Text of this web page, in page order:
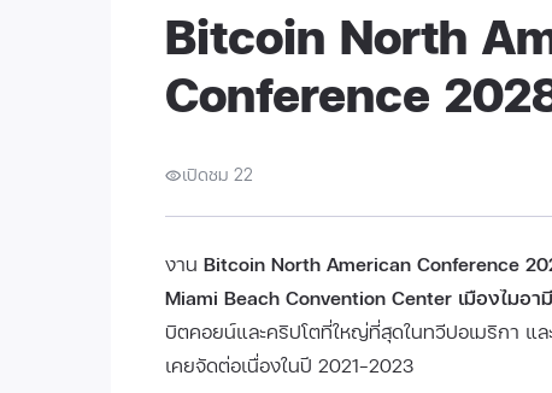
Bitcoin North
Conference
เปิดชม 22
งาน Bitcoin North American Conference
Miami Beach Convention Center เมืองไมอ
บิตคอยน์และคริปโตที่ใหญ่ที่สุดในทวีปอเมริกา แ
เคยจัดต่อเนื่องในปี 2021–2023